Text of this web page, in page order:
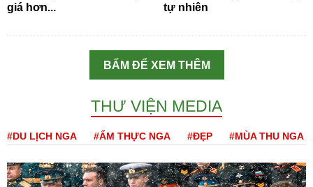
giá hơn...
tự nhiên
BẤM ĐỂ XEM THÊM
THƯ VIỆN MEDIA
#DU LỊCH NGA #ẨM THỰC NGA #ĐẸP #MÙA THU NGA